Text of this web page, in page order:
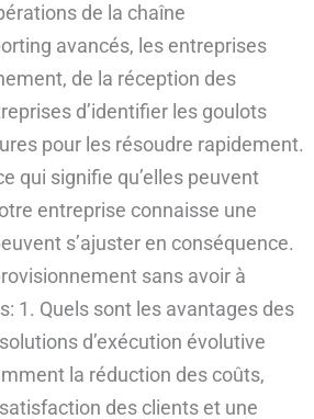
de la chaîne
avancés, les entreprises
de la réception des
d’identifier les goulots
pour les résoudre rapidement.
qui signifie qu’elles peuvent
entreprise connaisse une
s’ajuster en conséquence.
sans avoir à
1. Quels sont les avantages des
d’exécution évolutive
la réduction des coûts,
des clients et une